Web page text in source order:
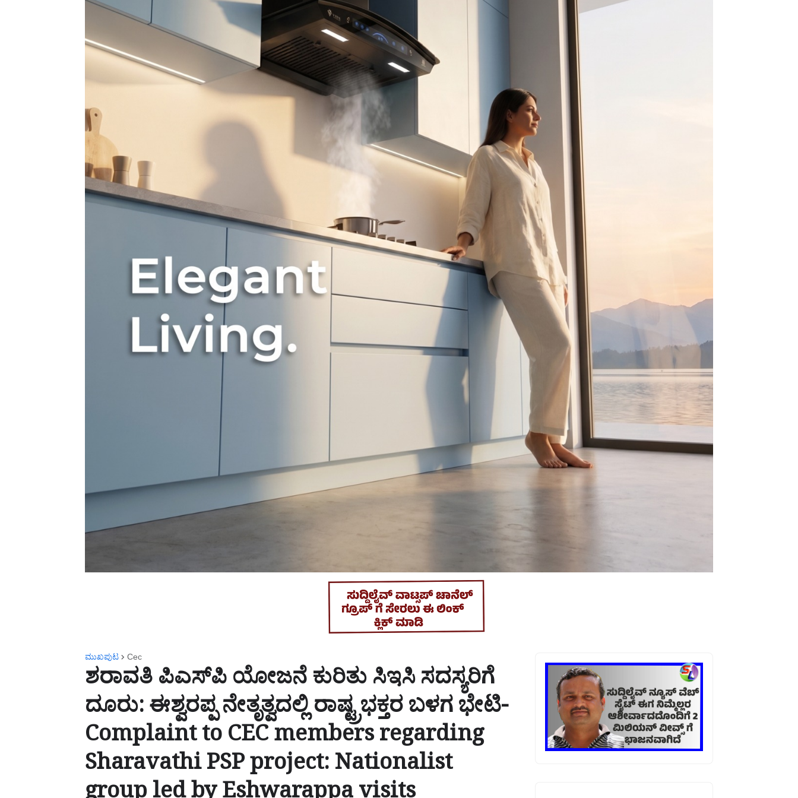
ಮುಖಪುಟ Cec
ಶರಾವತಿ ಪಿಎಸ್‌ಪಿ ಯೋಜನೆ ಕುರಿತು ಸಿಇಸಿ ಸದಸ್ಯರಿಗೆ
ದೂರು: ಈಶ್ವರಪ್ಪ ನೇತೃತ್ವದಲ್ಲಿ ರಾಷ್ಟ್ರಭಕ್ತರ ಬಳಗ ಭೇಟಿ-
Complaint to CEC members regarding
Sharavathi PSP project: Nationalist